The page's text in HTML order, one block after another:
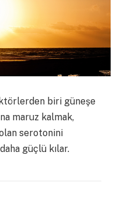
biri güneşe
maruz kalmak,
serotonini
güçlü kılar.